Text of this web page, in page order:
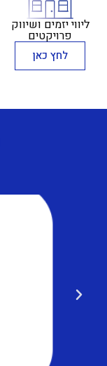
ליווי יזמים ושיווק
פרויקטים
לחץ כאן